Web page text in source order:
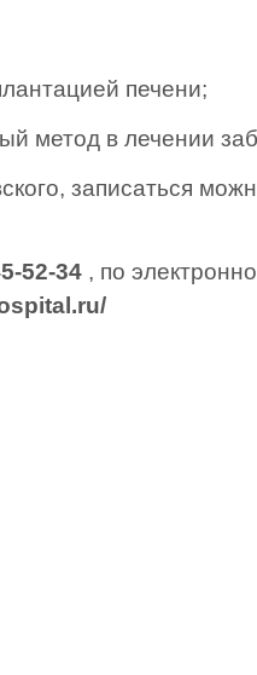
печени;
метод в лечении
записаться
52-34 , по